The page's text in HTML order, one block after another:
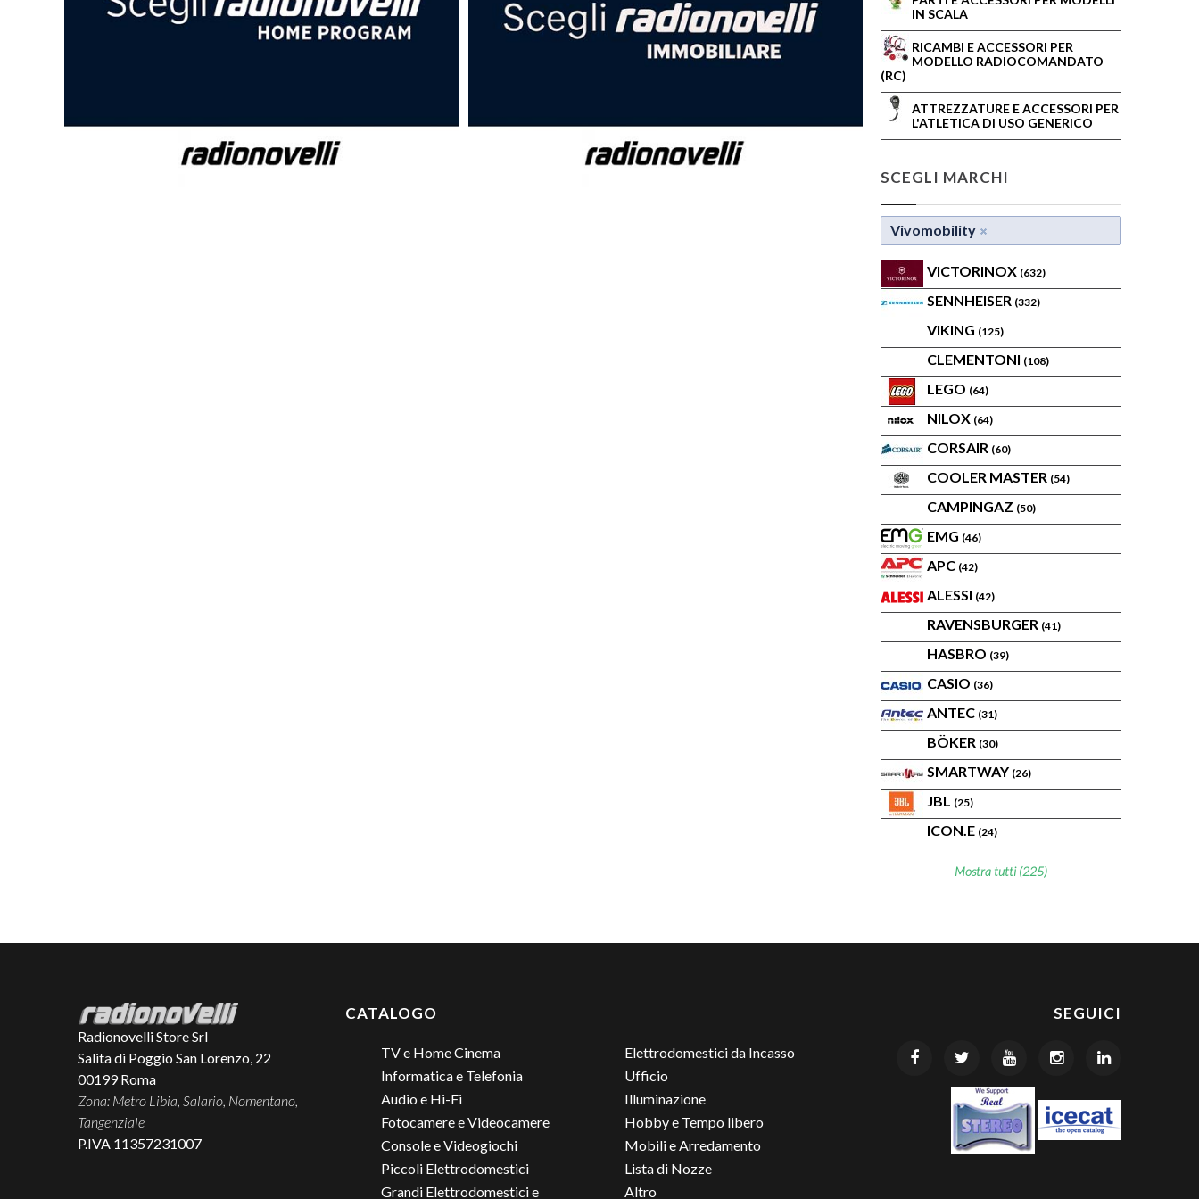
IN SCALA
RICAMBI E ACCESSORI PER
MODELLO RADIOCOMANDATO
(RC)
ATTREZZATURE E ACCESSORI PER
L'ATLETICA DI USO GENERICO
SCEGLI MARCHI
Vivomobility
VICTORINOX (632)
SENNHEISER (332)
VIKING (125)
CLEMENTONI (108)
LEGO (64)
NILOX (64)
CORSAIR (60)
COOLER MASTER (54)
CAMPINGAZ (50)
EMG (46)
APC (42)
ALESSI (42)
RAVENSBURGER (41)
HASBRO (39)
CASIO (36)
ANTEC (31)
BÖKER (30)
SMARTWAY (26)
JBL (25)
ICON.E (24)
Mostra tutti (225)
SEGUICI
Radionovelli Store Srl
Salita di Poggio San Lorenzo, 22
00199 Roma
Zona: Metro Libia, Salario, Nomentano,
Tangenziale
P.IVA 11357231007
CATALOGO
TV e Home Cinema
Informatica e Telefonia
Audio e Hi-Fi
Fotocamere e Videocamere
Console e Videogiochi
Piccoli Elettrodomestici
Grandi Elettrodomestici e
Elettrodomestici da Incasso
Ufficio
Illuminazione
Hobby e Tempo libero
Mobili e Arredamento
Lista di Nozze
Altro